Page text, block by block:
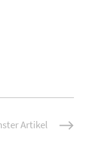
Artikel